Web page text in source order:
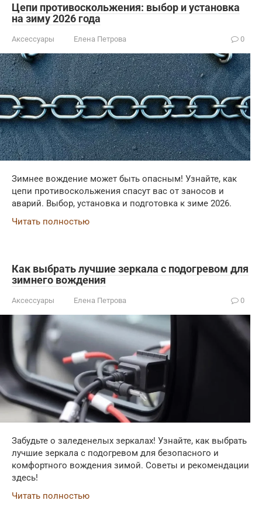
Цепи противоскольжения: выбор и установка
на зиму 2026 года
Аксессуары Елена Петрова 0
Зимнее вождение может быть опасным! Узнайте, как
цепи противоскольжения спасут вас от заносов и
аварий. Выбор, установка и подготовка к зиме 2026.
Читать полностью
Как выбрать лучшие зеркала с подогревом для
зимнего вождения
Аксессуары Елена Петрова 0
Забудьте о заледенелых зеркалах! Узнайте, как выбрать
лучшие зеркала с подогревом для безопасного и
комфортного вождения зимой. Советы и рекомендации
здесь!
Читать полностью